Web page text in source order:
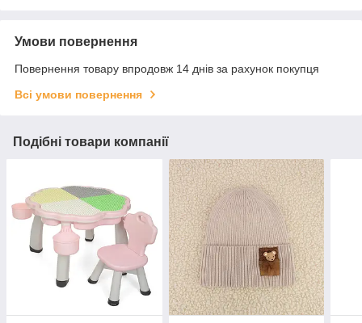
Умови повернення
Повернення товару впродовж 14 днів за рахунок покупця
Всі умови повернення
Подібні товари компанії